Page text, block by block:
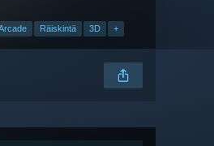
Räiskintä 3D +